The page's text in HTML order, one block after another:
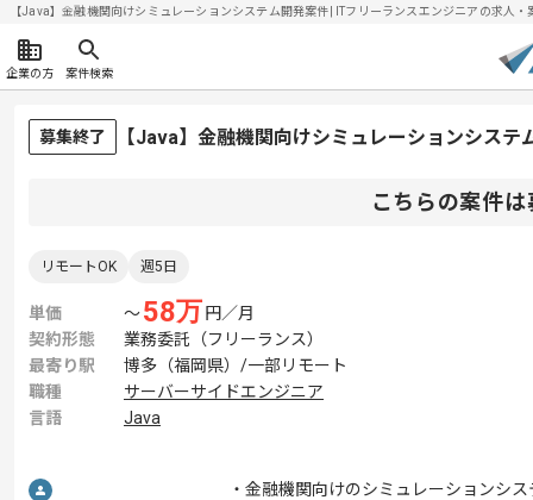
【Java】金融機関向けシミュレーションシステム開発案件| ITフリーランスエンジニアの求人
企業の方 案件検索
募集終了 【Java】金融機関向けシミュレーションシス
こちらの案件
リモートOK 週5日
単価 〜58万 円／月
契約形態
業務委託（フリーランス）
最寄り駅
博多（福岡県）/一部リモート
職種
サーバーサイドエンジニア
言語
Java
・金融機関向けのシミュレーションシ